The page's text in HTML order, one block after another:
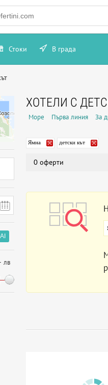
Стоки В града
AI
лв
ХОТЕЛИ С
Море Първа линия За
Ямна детски кът
0 оферти